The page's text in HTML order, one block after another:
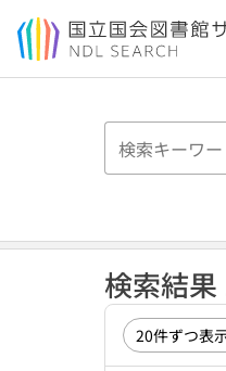
本文へ移動
検索結果